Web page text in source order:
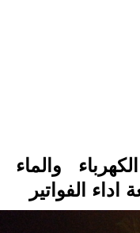
والماء
الفواتير